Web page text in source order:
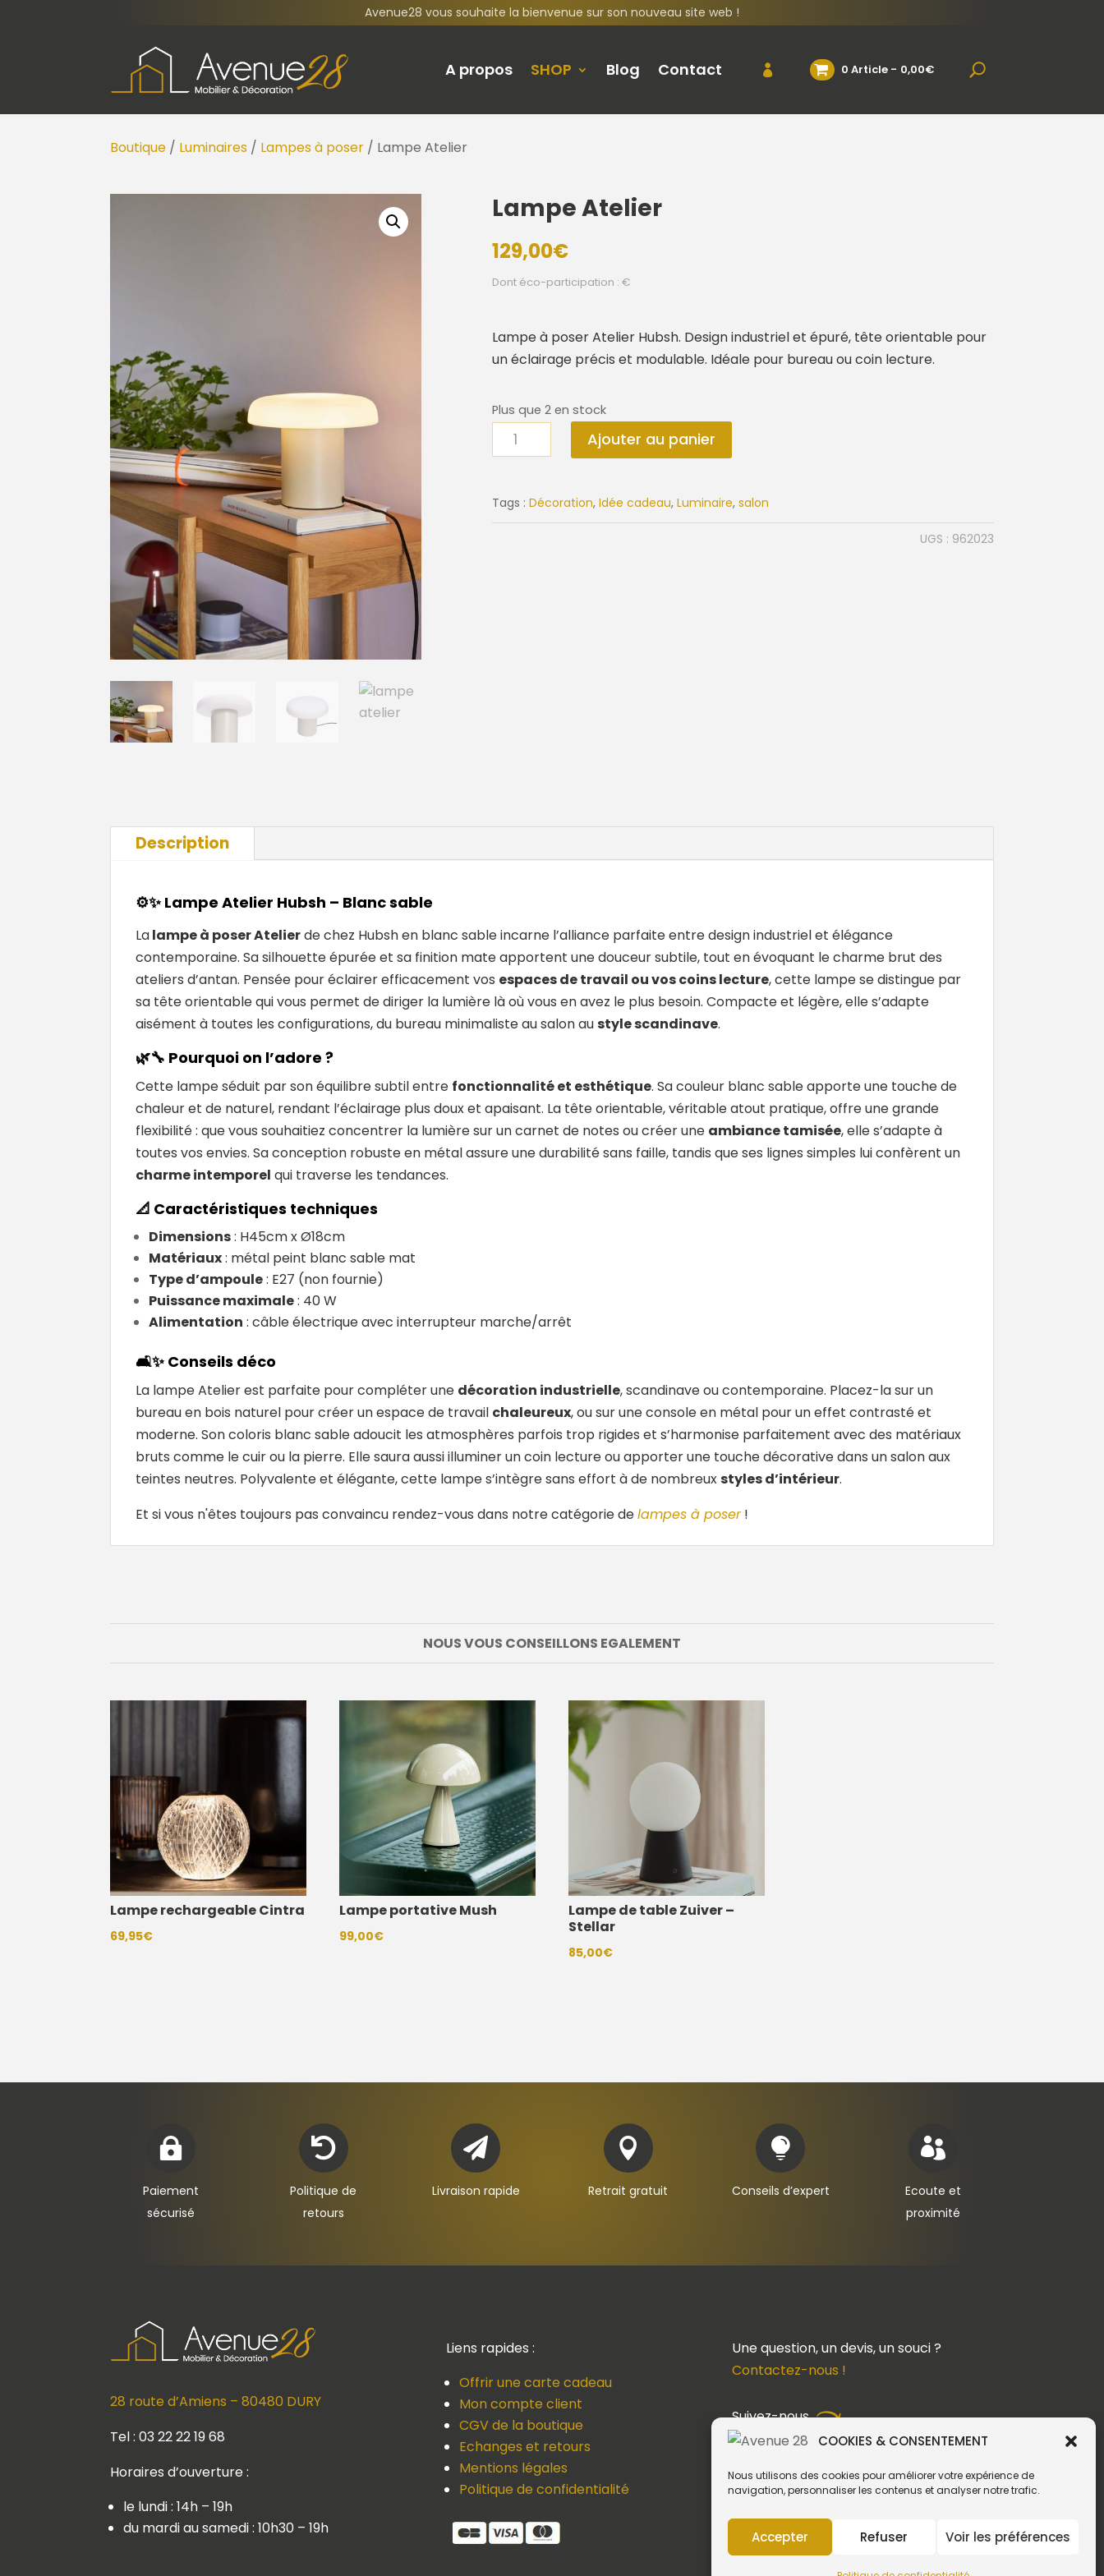
COOKIES & CONSENTEMENT
Nous utilisons des cookies pour améliorer votre expérience de
navigation, personnaliser les contenus et analyser notre trafic.
Accepter Refuser Voir les préférences
Avenue28 vous souhaite la bienvenue sur son nouveau site web !
A propos SHOP Blog Contact 0 Article 0,00€
Boutique / Luminaires / Lampes à poser / Lampe Atelier
Lampe Atelier
129,00€
Dont éco-participation : €
Lampe à poser Atelier Hubsh. Design industriel et épuré, tête orientable pour
un éclairage précis et modulable. Idéale pour bureau ou coin lecture.
Plus que 2 en stock
quantité
de
Atelier
Ajouter au panier
Tags : Décoration, Idée cadeau, Luminaire, salon
UGS : 962023
Description
⚙️✨ Lampe Atelier Hubsh – Blanc sable
Lalampe à poser Atelierde chez Hubshen blanc sable incarne l’alliance parfaite entre design industriel et élégance
contemporaine. Sa silhouette épurée et sa finition mate apportent une douceur subtile, tout en évoquant le charme brut des
ateliers d’antan. Pensée pour éclairer efficacement vos espaces de travail ou vos coins lecture, cette lampe se distingue par
sa tête orientable qui vous permet de diriger la lumière là où vous en avez le plus besoin. Compacte et légère, elle s’adapte
aisément à toutes les configurations, du bureau minimaliste au salon austyle scandinave.
🌿🔧 Pourquoi on l’adore ?
Cette lampe séduit par son équilibre subtil entre fonctionnalité et esthétique. Sa couleur blanc sable apporte une touche de
chaleur et de naturel, rendant l’éclairage plus doux et apaisant. La tête orientable, véritable atout pratique, offre une grande
flexibilité : que vous souhaitiez concentrer la lumière sur un carnet de notes ou créer une ambiance tamisée, elle s’adapte à
toutes vos envies. Sa conception robuste en métal assure une durabilité sans faille, tandis que ses lignes simples lui confèrent un
charme intemporel qui traverse les tendances.
📐 Caractéristiques techniques
Dimensions: H45cm x Ø18cm
Matériaux: métal peint blanc sable mat
Type d’ampoule: E27 (non fournie)
Puissance maximale: 40 W
Alimentation : câble électrique avec interrupteur marche/arrêt
🛋️✨Conseils déco
La lampe Atelier est parfaite pour compléter une décoration industrielle, scandinave ou contemporaine. Placez-la sur un
bureau en bois naturel pour créer un espace de travail chaleureux, ou sur une console en métal pour un effet contrasté et
moderne. Son coloris blanc sable adoucit les atmosphères parfois trop rigides et s’harmonise parfaitement avec des matériaux
bruts comme le cuir ou la pierre. Elle saura aussi illuminer un coin lecture ou apporter une touche décorative dans un salon aux
teintes neutres. Polyvalente et élégante, cette lampe s’intègre sans effort à de nombreuxstyles d’intérieur.
Et si vous n'êtes toujours pas convaincu rendez-vous dans notre catégorie delampes à poser!
NOUS VOUS CONSEILLONS EGALEMENT
Lampe rechargeable Cintra
69,95€
Lampe portative Mush
99,00€
Lampe de table Zuiver –
Stellar
85,00€

Paiement
sécurisé

Politique de
retours

Livraison rapide

Retrait gratuit

Conseils d’expert

Ecoute et
proximité
28 route d’Amiens – 80480 DURY
Tel : 03 22 22 19 68
Horaires d’ouverture :
le lundi : 14h – 19h
du mardi au samedi : 10h30 – 19h
Liens rapides :
Offrir une carte cadeau
Mon compte client
CGV de la boutique
Echanges et retours
Mentions légales
Politique de confidentialité
Une question, un devis, un souci ?
Contactez-nous !
Suivez-nous
Création du site web :